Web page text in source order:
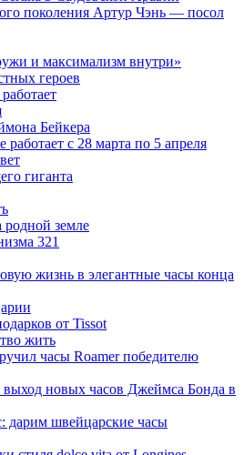
поколения Артур Чэнь — посол
и максимализм внутри»
героев
Бейкера
работает с 28 марта по 5 апреля
гиганта
земле
321
жизнь в элегантные часы конца
от Tissot
жить
часы Roamer победителю
выход новых часов Джеймса Бонда в
дарим швейцарские часы